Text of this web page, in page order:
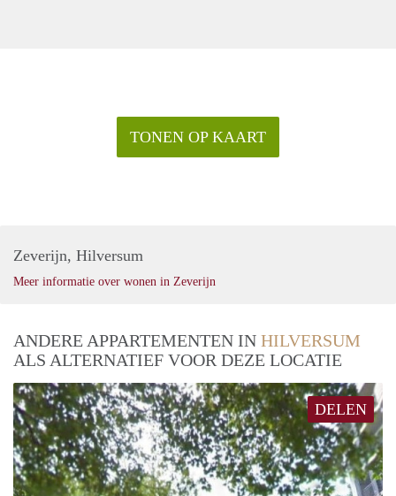
TONEN OP KAART
Zeverijn, Hilversum
Meer informatie over wonen in Zeverijn
ANDERE APPARTEMENTEN IN HILVERSUM
ALS ALTERNATIEF VOOR DEZE LOCATIE
DELEN